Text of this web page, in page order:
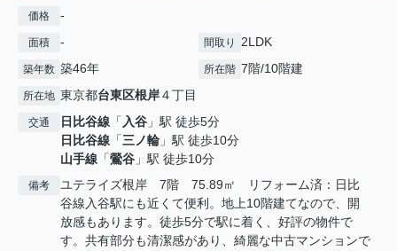
価格 -
面積 - 間取り 2LDK
築年数 築46年 所在階 7階/10階建
所在地 東京都台東区根岸４丁目
交通 日比谷線 「入谷 」駅 徒歩5分
日比谷線 「三ノ輪 」駅 徒歩10分
山手線 「鶯谷 」駅 徒歩10分
備考
ユテライズ根岸 7階 75.89㎡ リフォーム済：日比
谷線入谷駅にも近くて便利。地上10階建てなので、開
放感もあります。徒歩5分で駅に着く、好評の物件で
す。共有部分も清潔感があり、綺麗な中古マンションで